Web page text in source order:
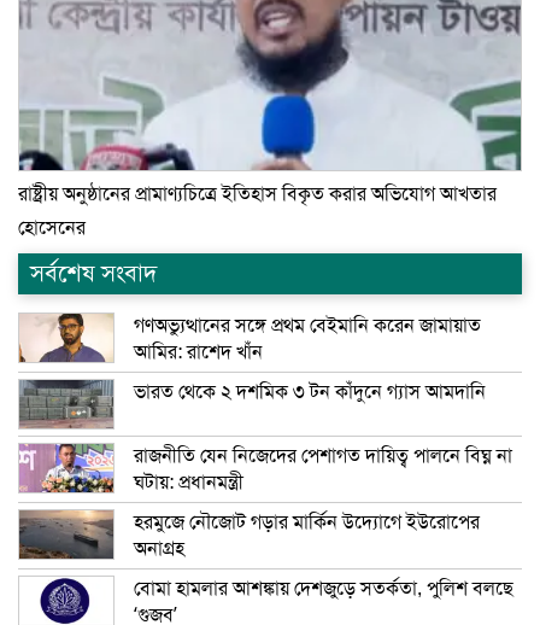
রাষ্ট্রীয় অনুষ্ঠানের প্রামাণ্যচিত্রে ইতিহাস বিকৃত করার অভিযোগ আখতার
হোসেনের
সর্বশেষ সংবাদ
গণঅভ্যুত্থানের সঙ্গে প্রথম বেইমানি করেন জামায়াত
আমির: রাশেদ খাঁন
ভারত থেকে ২ দশমিক ৩ টন কাঁদুনে গ্যাস আমদানি
রাজনীতি যেন নিজেদের পেশাগত দায়িত্ব পালনে বিঘ্ন না
ঘটায়: প্রধানমন্ত্রী
হরমুজে নৌজোট গড়ার মার্কিন উদ্যোগে ইউরোপের
অনাগ্রহ
বোমা হামলার আশঙ্কায় দেশজুড়ে সতর্কতা, পুলিশ বলছে
‘গুজব’